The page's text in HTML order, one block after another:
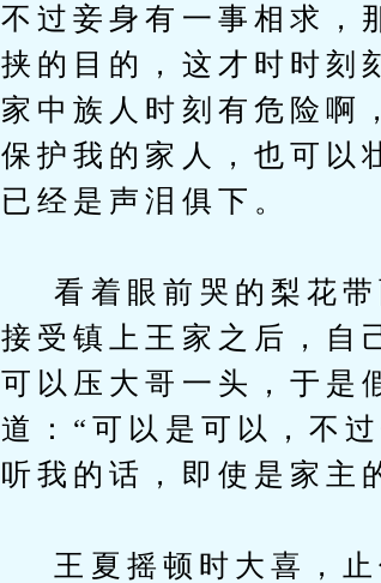
不过妾身有一事相求，
挟的目的，这才时时刻
家中族人时刻有危险啊
保护我的家人，也可以
已经是声泪俱下。
看着眼前哭的梨花带
接受镇上王家之后，自
可以压大哥一头，于是
道：“可以是可以，不
听我的话，即使是家主
王夏摇顿时大喜，止